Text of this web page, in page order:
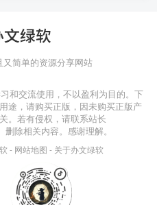
简单的资源分享网站
和交流使用，不以盈利为目的。下
途，请购买正版，因未购买正版产
。若有侵权，请联系站长
删除相关内容。感谢理解。
- 网站地图 - 关于办文绿软